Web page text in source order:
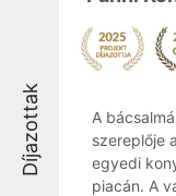
Díjazottak
A
szereplője
egyedi
piacán. A